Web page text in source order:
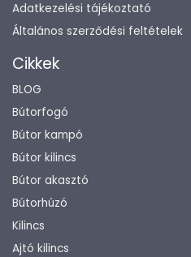
Adatkezelési tájékoztató
Általános szerződési feltételek
Cikkek
BLOG
Bútorfogó
Bútor kampó
Bútor kilincs
Bútor akasztó
Bútorhúzó
Kilincs
Ajtó kilincs